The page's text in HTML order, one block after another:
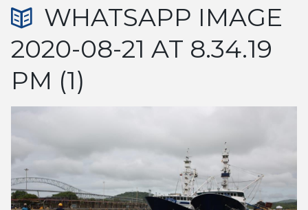
WHATSAPP IMAGE
2020-08-21 AT 8.34.19
PM (1)